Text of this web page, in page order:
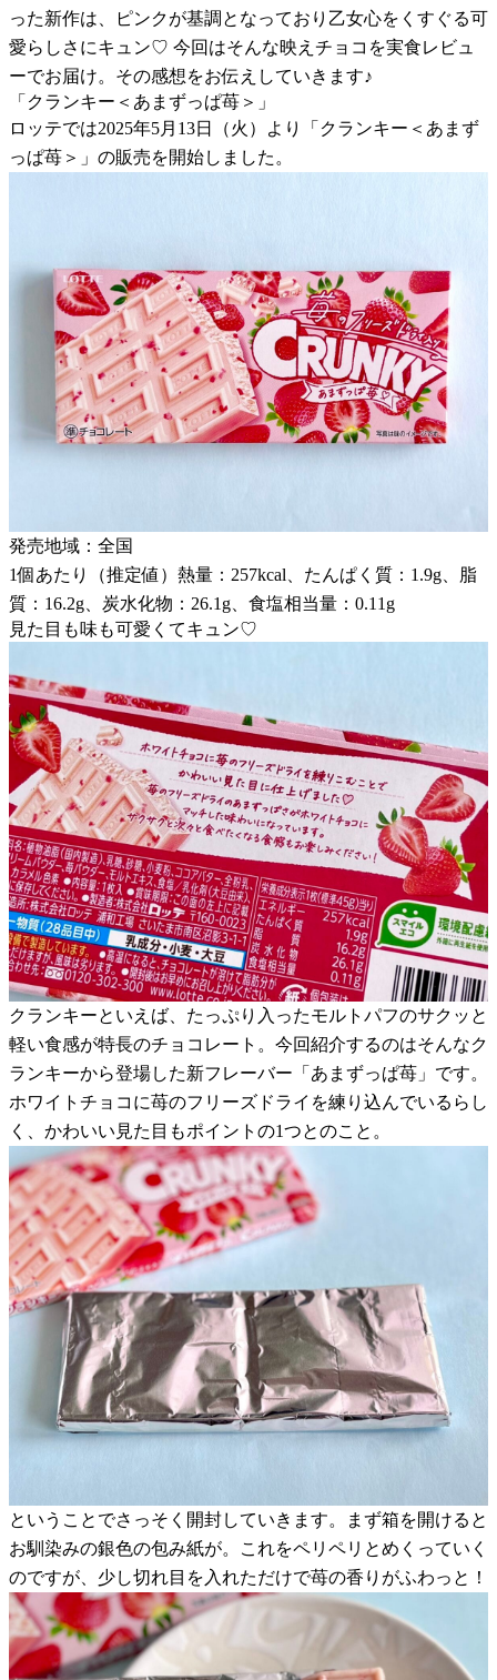
った新作は、ピンクが基調となっており乙女心をくすぐる可
愛らしさにキュン♡ 今回はそんな映えチョコを実食レビュ
ーでお届け。その感想をお伝えしていきます♪
「クランキー＜あまずっぱ苺＞」
ロッテでは2025年5月13日（火）より「クランキー＜あまず
っぱ苺＞」の販売を開始しました。
発売地域：全国
1個あたり（推定値）熱量：257kcal、たんぱく質：1.9g、脂
質：16.2g、炭水化物：26.1g、食塩相当量：0.11g
見た目も味も可愛くてキュン♡
クランキーといえば、たっぷり入ったモルトパフのサクッと
軽い食感が特長のチョコレート。今回紹介するのはそんなク
ランキーから登場した新フレーバー「あまずっぱ苺」です。
ホワイトチョコに苺のフリーズドライを練り込んでいるらし
く、かわいい見た目もポイントの1つとのこと。
ということでさっそく開封していきます。まず箱を開けると
お馴染みの銀色の包み紙が。これをペリペリとめくっていく
のですが、少し切れ目を入れただけで苺の香りがふわっと！